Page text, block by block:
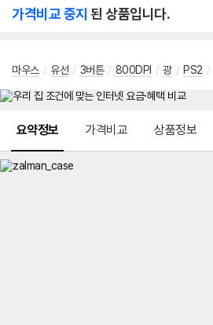
가격비교 중지 된 상품입니다.
마우스 / 유선 / 3버튼 / 800DPI / 광 / PS2 /
요약정보 가격비교 상품정보